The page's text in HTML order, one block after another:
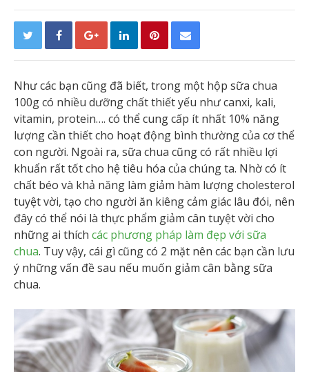
Như các bạn cũng đã biết, trong một hộp sữa chua
100g có nhiều dưỡng chất thiết yếu như canxi, kali,
vitamin, protein…. có thể cung cấp ít nhất 10% năng
lượng cần thiết cho hoạt động bình thường của cơ thể
con người. Ngoài ra, sữa chua cũng có rất nhiều lợi
khuẩn rất tốt cho hệ tiêu hóa của chúng ta. Nhờ có ít
chất béo và khả năng làm giảm hàm lượng cholesterol
tuyệt vời, tạo cho người ăn kiêng cảm giác lâu đói, nên
đây có thể nói là thực phẩm giảm cân tuyệt vời cho
những ai thích các phương pháp làm đẹp với sữa
chua. Tuy vậy, cái gì cũng có 2 mặt nên các bạn cần lưu
ý những vấn đề sau nếu muốn giảm cân bằng sữa
chua.